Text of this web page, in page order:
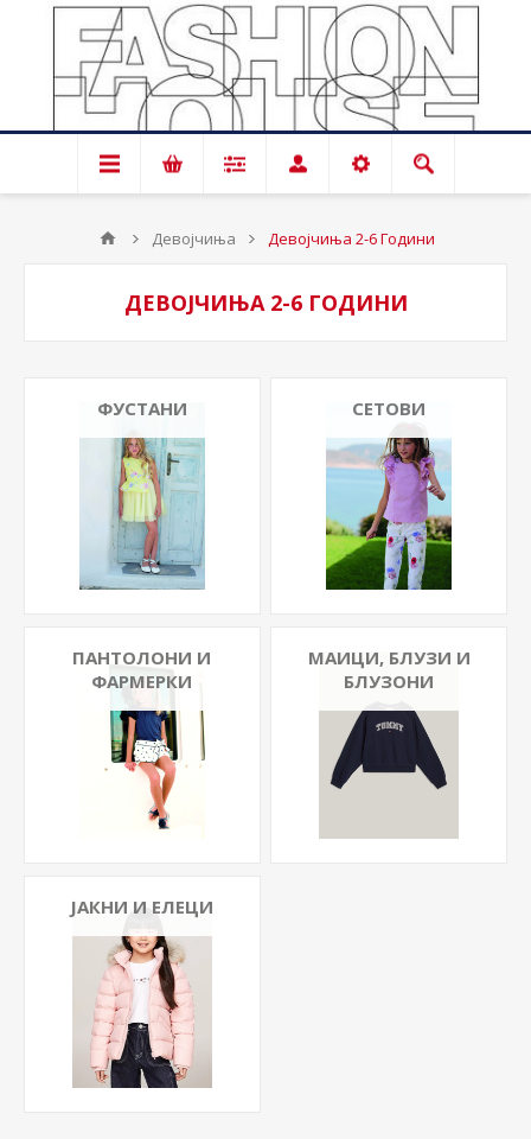
Девојчиња Девојчиња 2-6 Години
ДЕВОЈЧИЊА 2-6 ГОДИНИ
ФУСТАНИ СЕТОВИ
ПАНТОЛОНИ И
ФАРМЕРКИ
МАИЦИ, БЛУЗИ И
БЛУЗОНИ
ЈАКНИ И ЕЛЕЦИ